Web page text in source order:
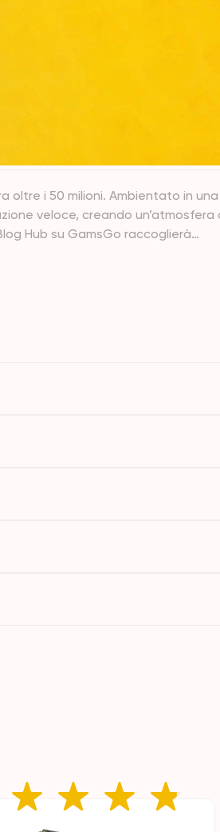
oltre i 50 milioni. Ambientato in
veloce, creando un’atmosfera
Hub su GamsGo raccoglierà